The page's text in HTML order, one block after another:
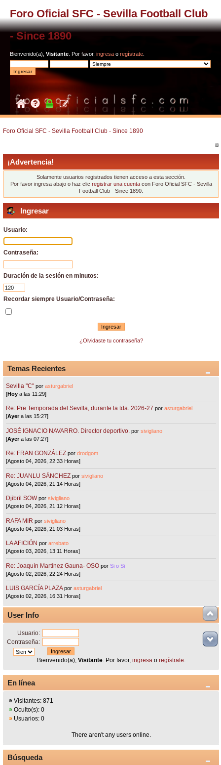
Foro Oficial SFC - Sevilla Football Club
- Since 1890
Bienvenido(a), Visitante . Por favor, ingresa o regístrate
Foro Oficial SFC - Sevilla Football Club - Since 1890
¡Advertencia!
Solamente usuarios registrados tienen acceso a esta sección.
Por favor ingresa abajo o haz clic registrar una cuentacon Foro Oficial SFC - Sevilla
Football Club - Since 1890.
Ingresar
Usuario:
Contraseña:
Duración de la sesión en minutos:
Recordar siempre Usuario/Contraseña:
¿Olvidaste tu contraseña?
Temas Recientes
Sevilla "C"porasturgabriel
[Hoy a las 11:29]
Re: Pre Temporada del Sevilla, durante la tda. 2026-27 porasturgabriel
[Ayera las 15:27]
JOSÉ IGNACIO NAVARRO. Director deportivo. porsivigliano
[Ayera las 07:27]
Re: FRAN GONZÁLEZ pordrodgom
[Agosto 04, 2026, 22:33 Horas]
Re: JUANLU SÁNCHEZ porsivigliano
[Agosto 04, 2026, 21:14 Horas]
Djibril SOW porsivigliano
[Agosto 04, 2026, 21:12 Horas]
RAFA MIR porsivigliano
[Agosto 04, 2026, 21:03 Horas]
LA AFICIÓN porarrebato
[Agosto 03, 2026, 13:11 Horas]
Re: Joaquín Martínez Gauna- OSO porSi o Si
[Agosto 02, 2026, 22:24 Horas]
LUIS GARCÍA PLAZA porasturgabriel
[Agosto 02, 2026, 16:31 Horas]
User Info
Usuario:
Contraseña:
Bienvenido(a), Visitante. Por favor, ingresao regístrate.
En línea
Visitantes: 871
Oculto(s): 0
Usuarios: 0
There aren't any users online.
Búsqueda